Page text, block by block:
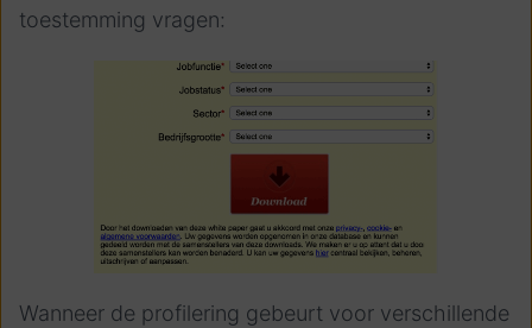
toestemming vragen:
Wanneer de profilering gebeurt voor verschillende